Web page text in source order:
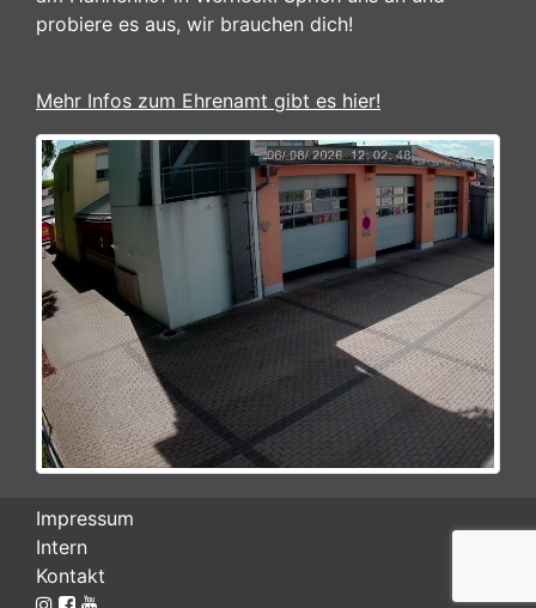
probiere es aus, wir brauchen dich!
Mehr Infos zum Ehrenamt gibt es hier!
Impressum
Intern
Kontakt